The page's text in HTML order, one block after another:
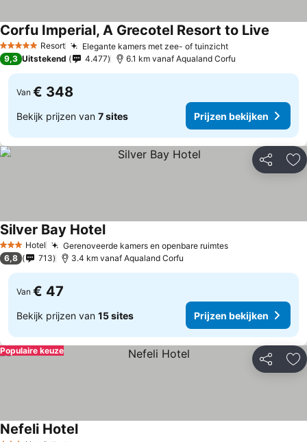
5 Sterren Resort Elegante kamers met zee- of tuinzicht
Corfu Imperial, A Grecotel Resort to Live
9,3 Uitstekend 4.477 6.1 km vanaf Aqualand Corfu
Van € 348
Bekijk prijzen van 7 sites Prijzen bekijken
Delen
3 SterrenHotel Gerenoveerde kamers en openbare ruimtes
Silver Bay Hotel
6,8 713 3.4 km vanaf Aqualand Corfu
Van € 47
Bekijk prijzen van 15 sites Prijzen bekijken
Delen
Populaire keuze
Nefeli Hotel